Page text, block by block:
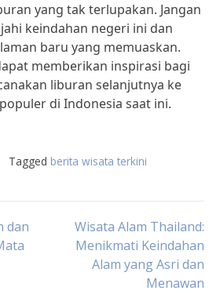
yang tak terlupakan. Jangan
keindahan negeri ini dan
baru yang memuaskan.
memberikan inspirasi bagi
liburan selanjutnya ke
di Indonesia saat ini.
Tagged berita wisata terkini
dan
Wisata Alam Thailand:
Menikmati Keindahan
Alam yang Asri dan
Menawan